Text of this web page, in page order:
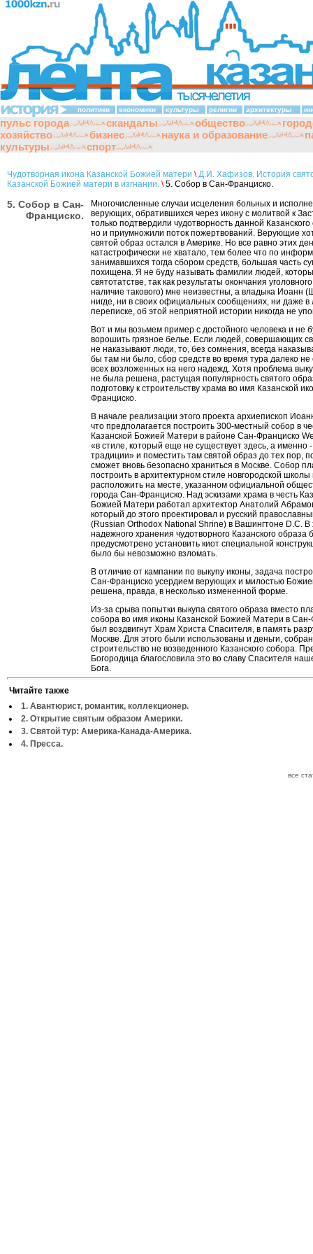
политики экономики культуры религии архитектуры
пульс города скандалы общество
хозяйство
бизнес наука и образование
культуры
спорт
Чудотворная икона Казанской Божией матери \ Д.И. Хафизов. История
Казанской Божией матери в изгнании. \5. Собор в Сан-Франциско.
5. Собор в Сан-
Франциско.
Многочисленные случаи исцеления больных и
верующих, обратившихся через икону с молитвой к
только подтвердили чудотворность данной
но и приумножили поток пожертвований. Верующие
святой образ остался в Америке. Но все равно этих
катастрофически не хватало, тем более что по
занимавшихся тогда сбором средств, большая часть
похищена. Я не буду называть фамилии людей,
святотатстве, так как результаты окончания
наличие такового) мне неизвестны, а владыка Иоанн
нигде, ни в своих официальных сообщениях, ни даже в
переписке, об этой неприятной истории никогда не
Вот и мы возьмем пример с достойного человека и не
ворошить грязное белье. Если людей, совершающих
не наказывают люди, то, без сомнения, всегда
бы там ни было, сбор средств во время тура далеко не
всех возложенных на него надежд. Хотя проблема
не была решена, растущая популярность святого
подготовку к строительству храма во имя Казанской
Франциско.
В начале реализации этого проекта архиепископ
что предполагается построить 300-местный собор в
Казанской Божией Матери в районе Сан-Франциско
«в стиле, который еще не существует здесь, а именно -
традиции» и поместить там святой образ до тех пор,
сможет вновь безопасно храниться в Москве. Собор
построить в архитектурном стиле новгородской школы
расположить на месте, указанном официальной
города Сан-Франциско. Над эскизами храма в честь
Божией Матери работал архитектор Анатолий
который до этого проектировал и русский
(Russian Orthоdох National Shrinе) в Вашингтоне D.С. В
надежного хранения чудотворного Казанского образа
предусмотрено установить киот специальной
было бы невозможно взломать.
В отличие от кампании по выкупу иконы, задача
Сан-Франциско усердием верующих и милостью
решена, правда, в несколько измененной форме.
Из-за срыва попытки выкупа святого образа вместо
собора во имя иконы Казанской Божией Матери в
был воздвигнут Храм Христа Спасителя, в память
Москве. Для этого были использованы и деньги,
строительство не возведенного Казанского собора.
Богородица благословила это во славу Спасителя
Бога.
Читайте также
1. Авантюрист, романтик, коллекционер.
2. Открытие святым образом Америки.
3. Святой тур: Америка-Канада-Америка.
4. Пресса.
все